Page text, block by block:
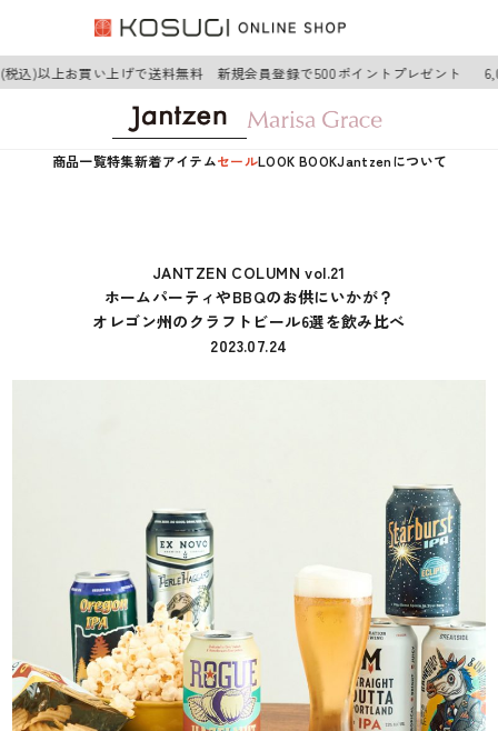
)以上お買い上げで送料無料 新規会員登録で500ポイントプレゼント 6,000
商品一覧特集新着アイテムセールLOOK BOOKJantzenについて
JANTZEN COLUMN vol.21
ホームパーティやBBQのお供にいかが？
オレゴン州のクラフトビール6選を飲み比べ
2023.07.24